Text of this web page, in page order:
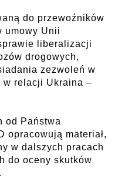
do przewoźników
umowy Unii
liberalizacji
drogowych,
zezwoleń w
w relacji Ukraina –
od Państwa
opracowują materiał,
w dalszych pracach
do oceny skutków